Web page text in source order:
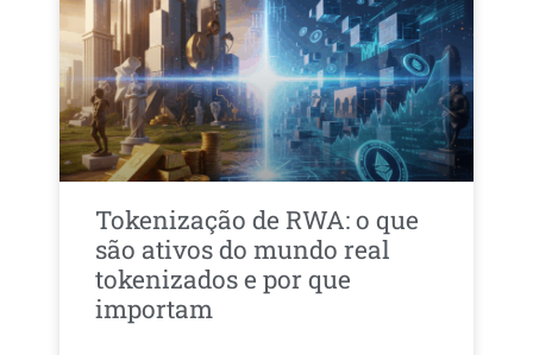
Tokenização de RWA: o que
são ativos do mundo real
tokenizados e por que
importam